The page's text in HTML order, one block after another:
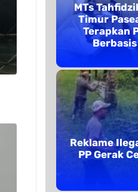
MTs
Timur
Terapkan
Reklame
PP Gerak